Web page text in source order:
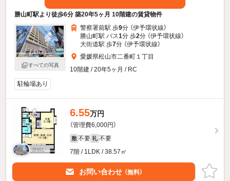
勝山町駅より徒歩6分 築20年5ヶ月 10階建の賃貸物件
すべての写真
警察署前駅 歩9分 （伊予環状線）
勝山町駅 バス1分 歩2分 （伊予環状線）
大街道駅 歩7分 （伊予環状線）
愛媛県松山市二番町１丁目
10階建 / 20年5ヶ月 / RC
駐輪場あり
6.55万円
（管理費6,000円）
敷 不要 礼 不要
7階 / 1LDK / 38.57㎡
お問い合わせ （無料）